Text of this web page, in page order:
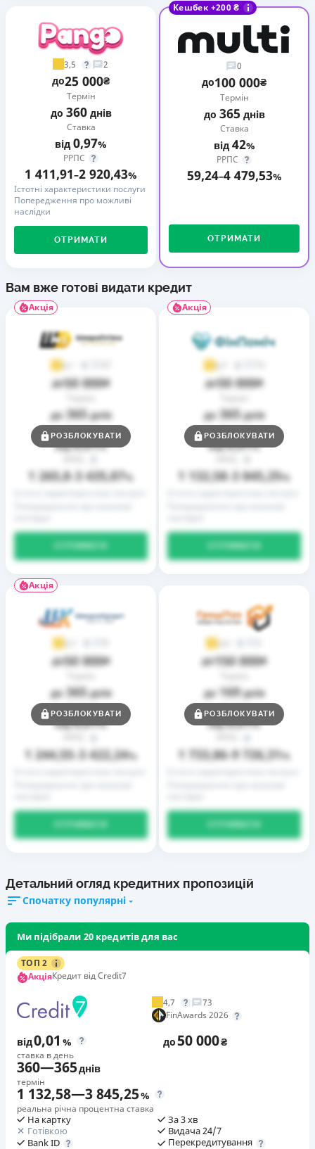
3,5 2
до25 000₴
Термін
до 360днів
Ставка
від 0,97%
РРПС
1 411,91–2 920,43%
Істотні характеристики послуги
Попередження про можливі
наслідки
ОТРИМАТИ
Кешбек +200 ₴
0
до100 000₴
Термін
до 365днів
Ставка
від 42%
РРПС
59,24–4 479,53%
ОТРИМАТИ
Вам вже готові видати кредит
Акція
4,1
до50 000₴
до 365днів
Ставка
від0,01%
1 265,8 3 435,87%
РОЗБЛОКУВАТИ
Акція
4,7
до50 000₴
до 365днів
Ставка
від0,01%
1 132,58 3 845,25%
РОЗБЛОКУВАТИ
Акція
3,7
до50 000₴
до 365днів
Ставка
від0,01%
1 244,55– 3 422,24%
ОТРИМАТИ
РОЗБЛОКУВАТИ
3,9
до150 000₴
до 169днів
Ставка
від0,01%
1 733,86– 9 726,31%
ОТРИМАТИ
РОЗБЛОКУВАТИ
Детальний огляд кредитних пропозицій
Спочатку популярні
Ми підібрали 20 кредитів для вас
ТОП 2
АкціяКредит від Credit7
4,7
73
FinAwards 2026
від0,01 %
ставка в день
до50 000₴
360—365днів
термін
1 132,58—3 845,25%
реальна річна процентна ставка
На картку
Готівкою
Bank ID
За 3 хв
Видача 24/7
Перекредитування